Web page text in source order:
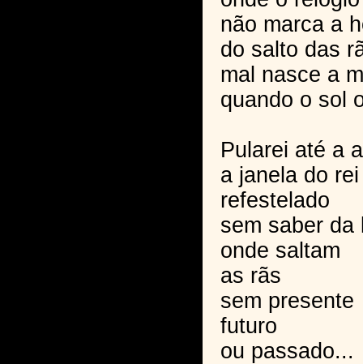
não marca a
do salto das
mal nasce a
quando o sol
Pularei até a
a janela do
refestelado
sem saber da
onde saltam
as rãs
sem presente
futuro
ou passado...